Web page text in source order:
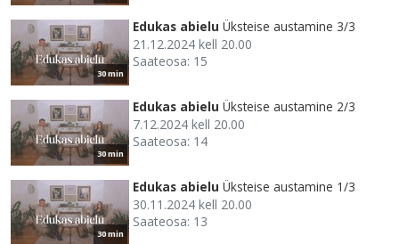
30 min
Edukas abielu Üksteise austamine 3/3
21.12.2024 kell 20.00
Saateosa: 15
30 min
Edukas abielu Üksteise austamine 2/3
7.12.2024 kell 20.00
Saateosa: 14
30 min
Edukas abielu Üksteise austamine 1/3
30.11.2024 kell 20.00
Saateosa: 13